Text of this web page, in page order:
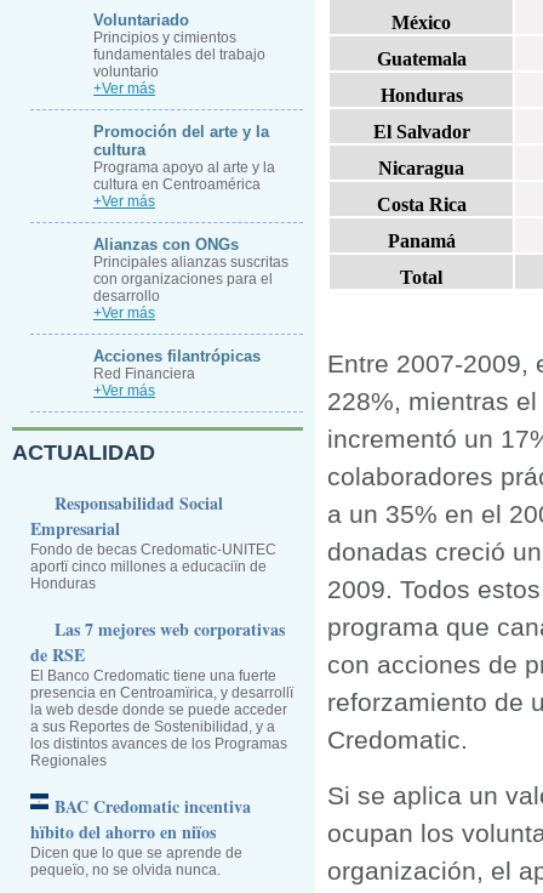
Voluntariado
Principios y cimientos
fundamentales del trabajo
voluntario
+Ver más
Promoción del arte y la
cultura
Programa apoyo al arte y la
cultura en Centroamérica
+Ver más
Alianzas con ONGs
Principales alianzas suscritas
con organizaciones para el
desarrollo
+Ver más
Acciones filantrópicas
Red Financiera
+Ver más
ACTUALIDAD
Responsabilidad Social
Empresarial
Fondo de becas Credomatic-UNITEC
aportï cinco millones a educaciïn de
Honduras
Las 7 mejores web corporativas
de RSE
El Banco Credomatic tiene una fuerte
presencia en Centroamïrica, y desarrollï
la web desde donde se puede acceder
a sus Reportes de Sostenibilidad, y a
los distintos avances de los Programas
Regionales
BAC Credomatic incentiva
hïbito del ahorro en niïos
Dicen que lo que se aprende de
pequeïo, no se olvida nunca.
México
Guatemala
Honduras
El Salvador
Nicaragua
Costa Rica
Panamá
Total
Entre 2007-2009,
228%, mientras
incrementó un
colaboradores
a un 35% en el
donadas creció
2009. Todos
programa que
con acciones de
reforzamiento de
Credomatic.
Si se aplica un
ocupan los
organización, el